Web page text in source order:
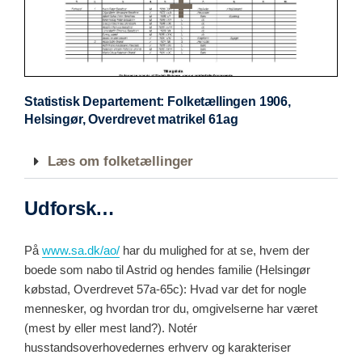
Statistisk Departement: Folketællingen 1906,
Helsingør, Overdrevet matrikel 61ag
Læs om folketællinger
Udforsk…
På www.sa.dk/ao/ har du mulighed for at se, hvem der
boede som nabo til Astrid og hendes familie (Helsingør
købstad, Overdrevet 57a-65c): Hvad var det for nogle
mennesker, og hvordan tror du, omgivelserne har været
(mest by eller mest land?). Notér
husstandsoverhovedernes erhverv og karakteriser